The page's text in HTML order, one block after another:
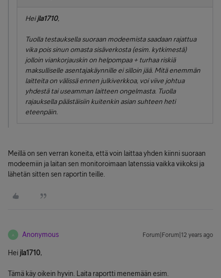
Heijla1710,
Tuolla testauksella suoraan modeemista saadaan rajattua
vika pois sinun omasta sisäverkosta (esim. kytkimestä)
jolloin viankorjauskin on helpompaa + turhaa riskiä
maksulliselle asentajakäynnille ei silloin jää. Mitä enemmän
laitteita on välissä ennen julkiverkkoa, voi viive johtua
yhdestä tai useamman laitteen ongelmasta. Tuolla
rajauksella päästäisiin kuitenkin asian suhteen heti
eteenpäin.
Meillä on sen verran koneita, että voin laittaa yhden kiinni suoraan
modeemiin ja laitan sen monitoroimaan latenssia vaikka viikoksi ja
lähetän sitten sen raportin teille.
A Anonymous Forum|Forum|12 years ago
Hei jla1710,
Tämä käy oikein hyvin. Laita raportti menemään esim.